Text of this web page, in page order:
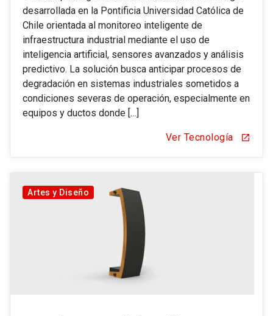
desarrollada en la Pontificia Universidad Católica de
Chile orientada al monitoreo inteligente de
infraestructura industrial mediante el uso de
inteligencia artificial, sensores avanzados y análisis
predictivo. La solución busca anticipar procesos de
degradación en sistemas industriales sometidos a
condiciones severas de operación, especialmente en
equipos y ductos donde […]
Ver Tecnología open_in_new
Artes y Diseño